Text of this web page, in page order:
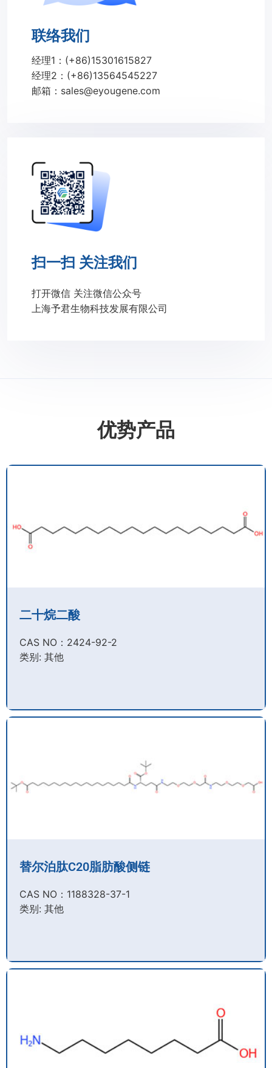
联络我们
经理1：(+86)15301615827
经理2：(+86)13564545227
邮箱：sales@eyougene.com
扫一扫 关注我们
打开微信 关注微信公众号
上海予君生物科技发展有限公司
优势产品
二十烷二酸
CAS NO：2424-92-2​
类别: 其他
替尔泊肽C20脂肪酸侧链
CAS NO：1188328-37-1
类别: 其他